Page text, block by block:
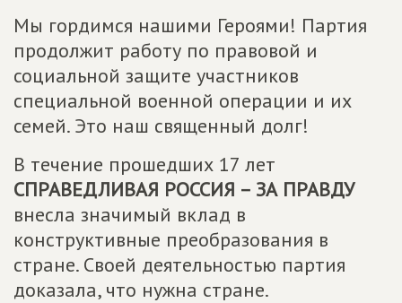
Мы гордимся нашими Героями! Партия
продолжит работу по правовой и
социальной защите участников
специальной военной операции и их
семей. Это наш священный долг!
В течение прошедших 17 лет
СПРАВЕДЛИВАЯ РОССИЯ – ЗА ПРАВДУ
внесла значимый вклад в
конструктивные преобразования в
стране. Своей деятельностью партия
доказала, что нужна стране.